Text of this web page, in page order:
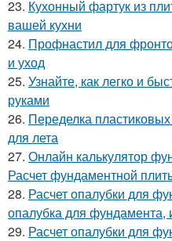
23. Кухонный фартук из
вашей кухни
24. Профнастил для
и уход
25. Узнайте, как легко и
руками
26. Переделка
для лета
27. Онлайн калькулятор
Расчет фундаментной
28. Расчет опалубки для
опалубка для фундамента,
29. Расчет опалубки для